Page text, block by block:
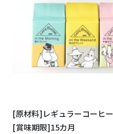
[原材料]レギュラーコーヒー
[賞味期限]15カ月